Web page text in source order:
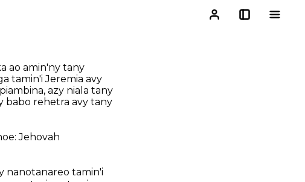
ao amin'ny tany
tamin'i Jeremia avy
azy niala tany
babo rehetra avy tany
Jehovah
nanotanareo tamin'i